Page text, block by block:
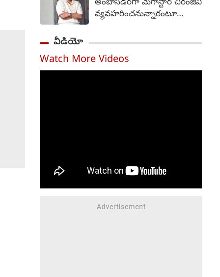
ప్రారంభించేందుకు సంబంధించిన
షెడ్యూల్‌కు ముఖ్యమంత్రి
నీటిపారుదల, పౌర సరఫరాల
శాఖ మంత్రి ఎన్. ఉత్తమ్ కుమార్
అసెంబ్లీ నియోజకవర్గాల్లో ఇలాంటి
అంబాసిడర్‌గా మెగాస్టార్ చిరంజీవి
వ్యవహరించనున్నారంటూ
నిరాధారమైనవి" అని పేర్కొన్న ఆ
బృందం, ధృవీకరించని
అంతకుముందు, చిరంజీవి రాష్ట్ర
నియమించే విషయాన్ని
ఆంధ్రప్రదేశ్ ప్రభుత్వం
వీడియో
Watch More Videos